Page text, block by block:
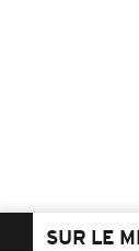
SUR LE